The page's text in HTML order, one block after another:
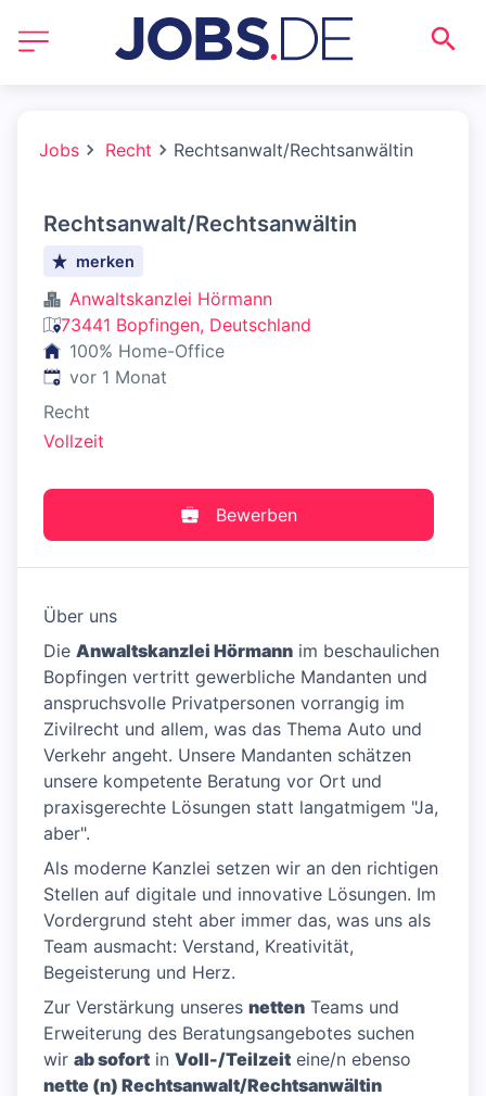
Jobs Recht Rechtsanwalt/Rechtsanwältin
Rechtsanwalt/Rechtsanwältin
merken
Anwaltskanzlei Hörmann
73441 Bopfingen, Deutschland
100% Home-Office
Veröffentlicht:
vor 1 Monat
Recht
Vollzeit
Bewerben
Über uns
Die Anwaltskanzlei Hörmann im beschaulichen
Bopfingen vertritt gewerbliche Mandanten und
anspruchsvolle Privatpersonen vorrangig im
Zivilrecht und allem, was das Thema Auto und
Verkehr angeht. Unsere Mandanten schätzen
unsere kompetente Beratung vor Ort und
praxisgerechte Lösungen statt langatmigem "Ja,
aber".
Als moderne Kanzlei setzen wir an den richtigen
Stellen auf digitale und innovative Lösungen. Im
Vordergrund steht aber immer das, was uns als
Team ausmacht: Verstand, Kreativität,
Begeisterung und Herz.
Zur Verstärkung unseres netten Teams und
Erweiterung des Beratungsangebotes suchen
wir ab sofort in Voll-/Teilzeit eine/n ebenso
nette (n) Rechtsanwalt/Rechtsanwältin